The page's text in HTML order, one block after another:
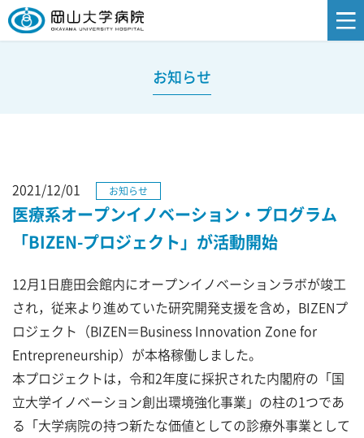
お知らせ
2021/12/01 お知らせ
医療系オープンイノベーション・プログラム
「BIZEN-プロジェクト」が活動開始
12月1日鹿田会館内にオープンイノベーションラボが竣工
され，従来より進めていた研究開発支援を含め，BIZENプ
ロジェクト（BIZEN＝Business Innovation Zone for
Entrepreneurship）が本格稼働しました。
本プロジェクトは，令和2年度に採択された内閣府の「国
立大学イノベーション創出環境強化事業」の柱の1つであ
る「大学病院の持つ新たな価値としての診療外事業として